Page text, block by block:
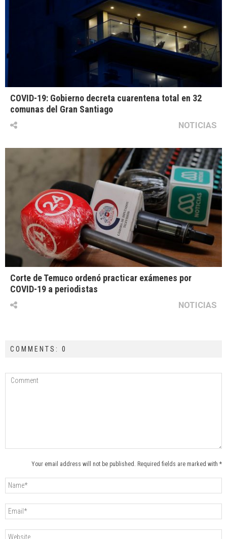
COVID-19: Gobierno decreta cuarentena total en 32
comunas del Gran Santiago
NOTICIAS
Corte de Temuco ordenó practicar exámenes por
COVID-19 a periodistas
NOTICIAS
COMMENTS: 0
Your email address will not be published. Required fields are marked with *